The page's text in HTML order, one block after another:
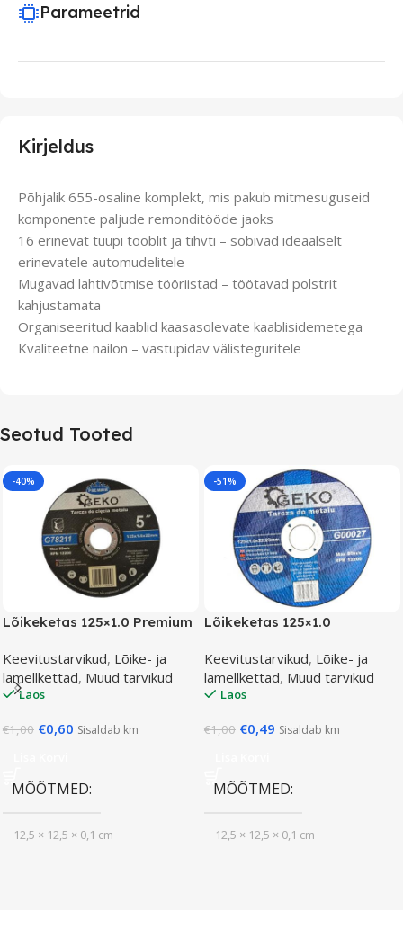
Kirjeldus
Põhjalik 655-osaline komplekt, mis pakub mitmesuguseid
komponente paljude remonditööde jaoks
16 erinevat tüüpi tööblit ja tihvti – sobivad ideaalselt
erinevatele automudelitele
Mugavad lahtivõtmise tööriistad – töötavad polstrit
kahjustamata
Organiseeritud kaablid kaasasolevate kaablisidemetega
Kvaliteetne nailon – vastupidav välisteguritele
Parameetrid
Seotud Tooted
-40%
Lõikeketas 125×1.0 Premium
Keevitustarvikud, Lõike- ja
lamellkettad, Muud tarvikud
Laos
€1,00 €0,60 Sisaldab km
MÕÕTMED
12,5 × 12,5 × 0,1 cm
-51%
Lõikeketas 125×1.0
Keevitustarvikud, Lõike- ja
lamellkettad, Muud tarvikud
Laos
€1,00 €0,49 Sisaldab km
MÕÕTMED
12,5 × 12,5 × 0,1 cm